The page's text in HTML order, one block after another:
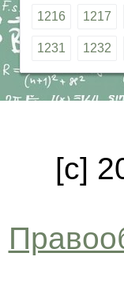
1216 1217
1231 1232
[c]